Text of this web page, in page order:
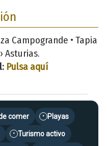
Campogrande • Tapia
Asturias.
Pulsa aquí
comer • Playas
• Turismo activo